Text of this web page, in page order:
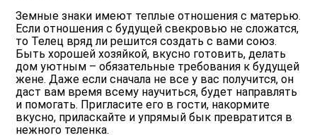
Земные знаки имеют теплые отношения с матерью.
Если отношения с будущей свекровью не сложатся,
то Телец вряд ли решится создать с вами союз.
Быть хорошей хозяйкой, вкусно готовить, делать
дом уютным – обязательные требования к будущей
жене. Даже если сначала не все у вас получится, он
даст вам время всему научиться, будет направлять
и помогать. Пригласите его в гости, накормите
вкусно, приласкайте и упрямый бык превратится в
нежного теленка.